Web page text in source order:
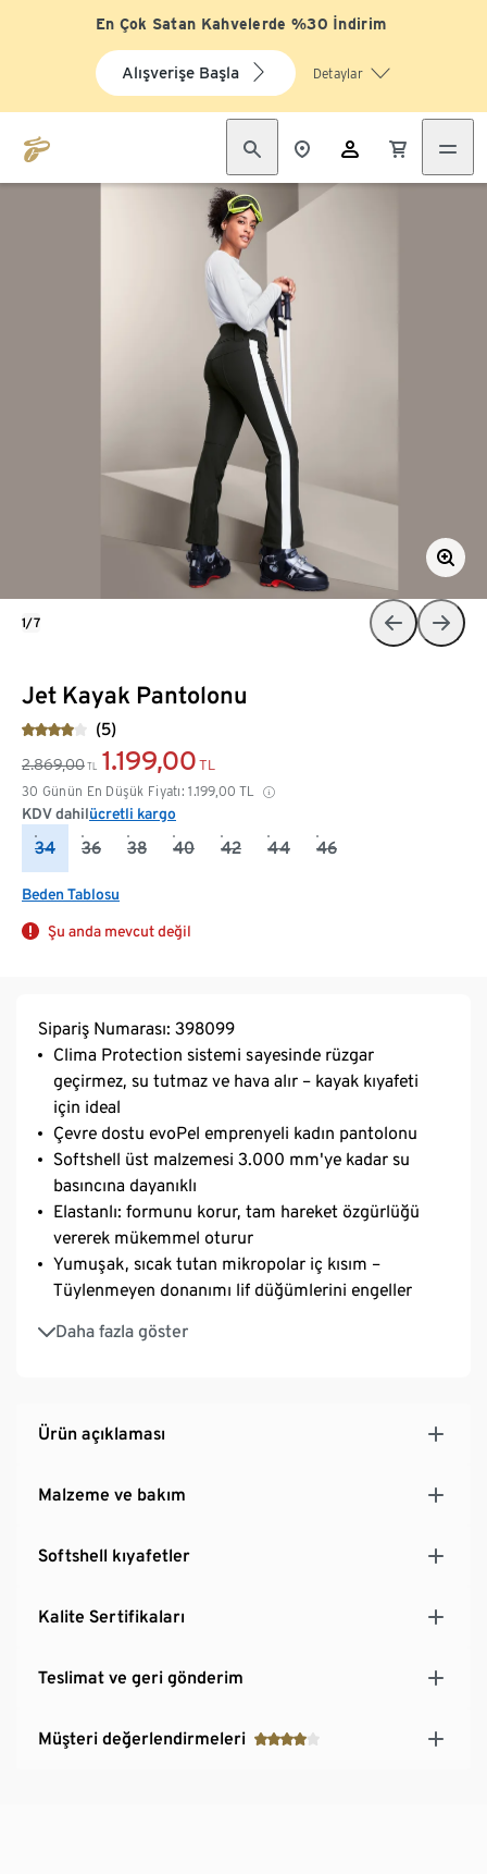
En Çok Satan Kahvelerde %30 İndirim
Alışverişe Başla Detaylar
Jet Kayak Pantolonu
(5)
2.869,00 TL 1.199,00 TL
30 Günün En Düşük Fiyatı: 1.199,00 TL
KDV dahilücretli kargo
34 36 38 40 42 44 46
Beden Tablosu
Şu anda mevcut değil
1/7
Sipariş Numarası: 398099
Clima Protection sistemi sayesinde rüzgar
geçirmez, su tutmaz ve hava alır – kayak kıyafeti
için ideal
Çevre dostu evoPel emprenyeli kadın pantolonu
Softshell üst malzemesi 3.000 mm'ye kadar su
basıncına dayanıklı
Elastanlı: formunu korur, tam hareket özgürlüğü
vererek mükemmel oturur
Yumuşak, sıcak tutan mikropolar iç kısım –
Tüylenmeyen donanımı lif düğümlerini engeller
Daha fazla göster
Polar astarlı yüksek kesim bel kısmı
İç bacak kısımlarında dayanıklı güçlendirme
bacak duruşu için
2 adet fermuarlı yan cep
fermuarlı
Kemer halkalı
Ürün açıklaması
Malzeme ve bakım
Softshell kıyafetler
Kalite Sertifikaları
Teslimat ve geri gönderim
Müşteri değerlendirmeleri